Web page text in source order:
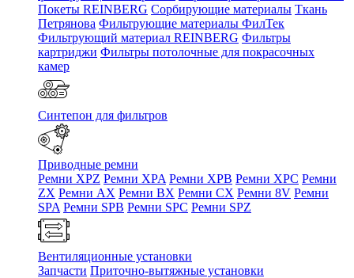
Покеты REINBERG Сорбирующие материалы Ткань
Петрянова Фильтрующие материалы ФилТек
Фильтрующий материал REINBERG Фильтры
картриджи Фильтры потолочные для покрасочных
камер
Синтепон для фильтров
Приводные ремни
Ремни XPZ Ремни XPA Ремни XPB Ремни XPC Ремни
ZX Ремни AX Ремни BX Ремни CX Ремни 8V Ремни
SPA Ремни SPB Ремни SPC Ремни SPZ
Вентиляционные установки
Запчасти Приточно-вытяжные установки